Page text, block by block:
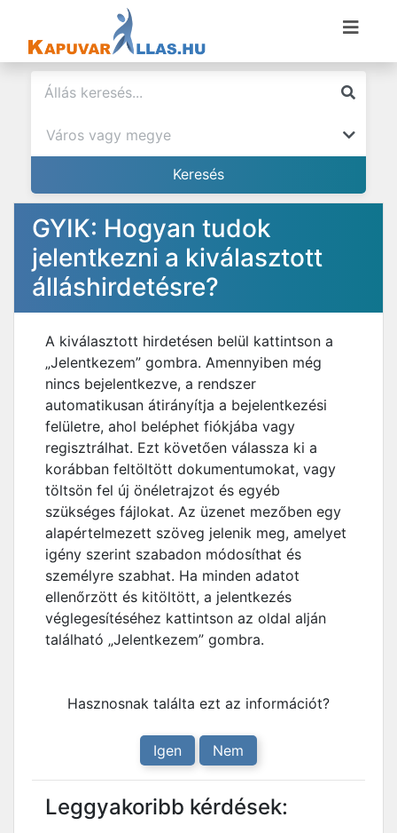
GYIK: Hogyan tudok
jelentkezni a kiválasztott
álláshirdetésre?
A kiválasztott hirdetésen belül kattintson a
„Jelentkezem” gombra. Amennyiben még
nincs bejelentkezve, a rendszer
automatikusan átirányítja a bejelentkezési
felületre, ahol beléphet fiókjába vagy
regisztrálhat. Ezt követően válassza ki a
korábban feltöltött dokumentumokat, vagy
töltsön fel új önéletrajzot és egyéb
szükséges fájlokat. Az üzenet mezőben egy
alapértelmezett szöveg jelenik meg, amelyet
igény szerint szabadon módosíthat és
személyre szabhat. Ha minden adatot
ellenőrzött és kitöltött, a jelentkezés
véglegesítéséhez kattintson az oldal alján
található „Jelentkezem” gombra.
Hasznosnak találta ezt az információt?
Igen Nem
Leggyakoribb kérdések: